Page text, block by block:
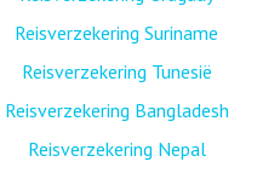
Reisverzekering Suriname
Reisverzekering Tunesië
Reisverzekering Bangladesh
Reisverzekering Nepal